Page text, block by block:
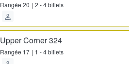
Rangée 20 2 - 4 billets
Upper Corner 324
Rangée 17 1 - 4 billets